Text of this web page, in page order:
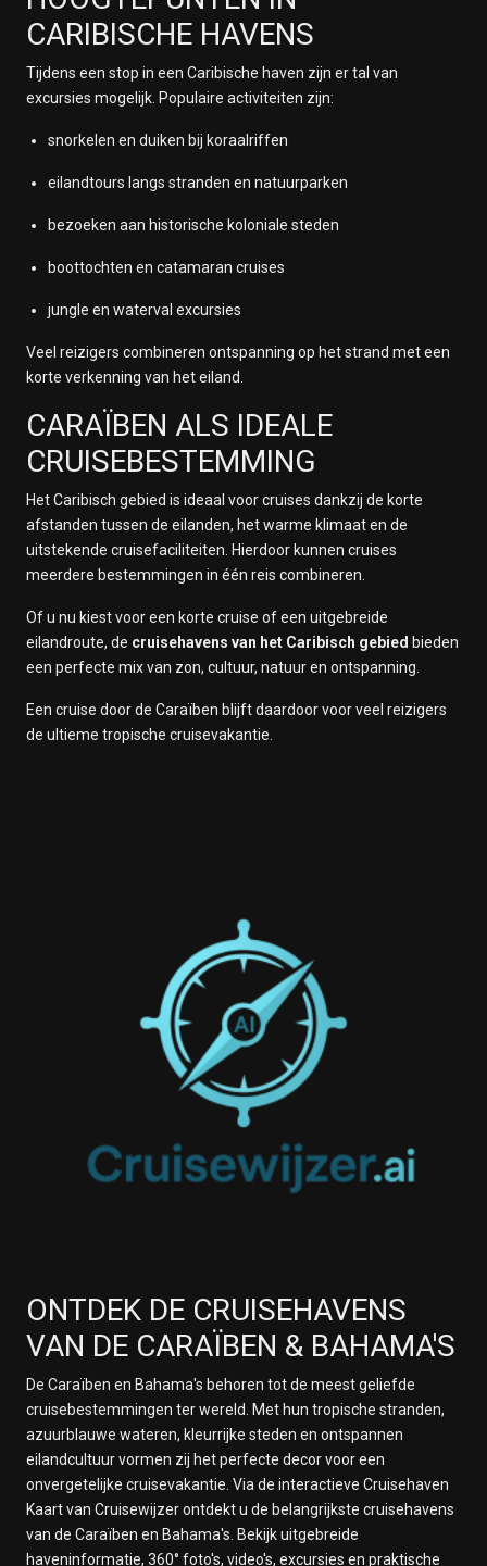
CARIBISCHE HAVENS
Tijdens een stop in een Caribische haven zijn er tal van
excursies mogelijk. Populaire activiteiten zijn:
snorkelen en duiken bij koraalriffen
eilandtours langs stranden en natuurparken
bezoeken aan historische koloniale steden
boottochten en catamaran cruises
jungle en waterval excursies
Veel reizigers combineren ontspanning op het strand met een
korte verkenning van het eiland.
CARAÏBEN ALS IDEALE
CRUISEBESTEMMING
Het Caribisch gebied is ideaal voor cruises dankzij de korte
afstanden tussen de eilanden, het warme klimaat en de
uitstekende cruisefaciliteiten. Hierdoor kunnen cruises
meerdere bestemmingen in één reis combineren.
Of u nu kiest voor een korte cruise of een uitgebreide
eilandroute, de cruisehavens van het Caribisch gebied bieden
een perfecte mix van zon, cultuur, natuur en ontspanning.
Een cruise door de Caraïben blijft daardoor voor veel reizigers
de ultieme tropische cruisevakantie.
ONTDEK DE CRUISEHAVENS
VAN DE CARAÏBEN & BAHAMA'S
De Caraïben en Bahama's behoren tot de meest geliefde
cruisebestemmingen ter wereld. Met hun tropische stranden,
azuurblauwe wateren, kleurrijke steden en ontspannen
eilandcultuur vormen zij het perfecte decor voor een
onvergetelijke cruisevakantie. Via de interactieve Cruisehaven
Kaart van Cruisewijzer ontdekt u de belangrijkste cruisehavens
van de Caraïben en Bahama's. Bekijk uitgebreide
haveninformatie, 360° foto's, video's, excursies en praktische